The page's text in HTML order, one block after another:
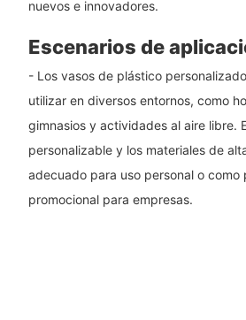
nuevos e innovadores.
Escenarios de
- Los vasos de plástico
utilizar en diversos entornos, como
gimnasios y actividades al aire libre.
personalizable y los materiales de
adecuado para uso personal o como
promocional para empresas.